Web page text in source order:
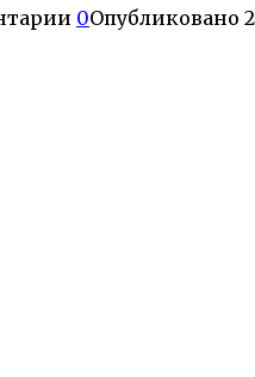
0Опубликовано